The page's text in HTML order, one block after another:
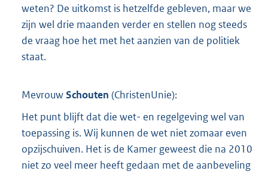
weten? De uitkomst is hetzelfde gebleven, maar we
zijn wel drie maanden verder en stellen nog steeds
de vraag hoe het met het aanzien van de politiek
staat.
MevrouwSchouten (ChristenUnie):
Het punt blijft dat die wet- en regelgeving wel van
toepassing is. Wij kunnen de wet niet zomaar even
opzijschuiven. Het is de Kamer geweest die na 2010
niet zo veel meer heeft gedaan met de aanbeveling